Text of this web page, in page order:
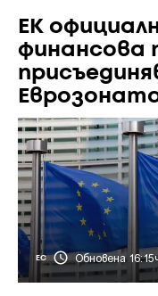
ЕК
финансова
ЕС Обновена